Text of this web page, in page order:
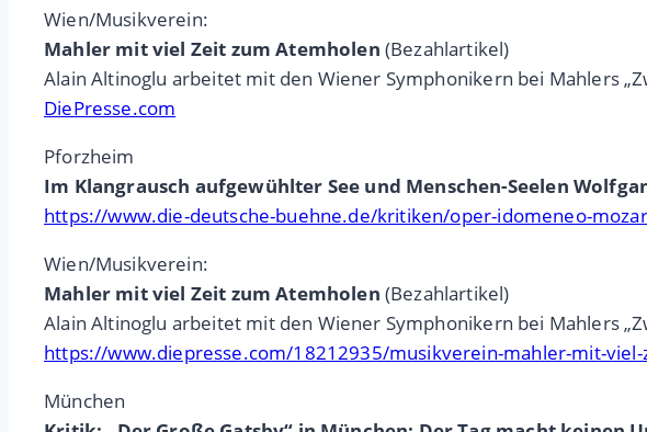
Wien/Musikverein:
Mahler mit viel Zeit zum Atemholen (Bezahlartikel)
Alain Altinoglu arbeitet mit den Wiener Symphonikern bei Mahlers
DiePresse.com
Pforzheim
Im Klangrausch aufgewühlter See und Menschen-Seelen
https://www.die-deutsche-buehne.de/kritiken/oper-idomeneo-
Wien/Musikverein:
Mahler mit viel Zeit zum Atemholen (Bezahlartikel)
Alain Altinoglu arbeitet mit den Wiener Symphonikern bei Mahlers
https://www.diepresse.com/18212935/musikverein-mahler-mit-
München